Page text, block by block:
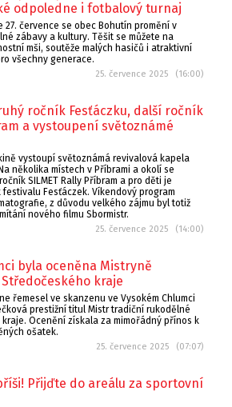
odpoledne i fotbalový turnaj
27. července se obec Bohutín promění v
zábavy a kultury. Těšit se můžete na
mši, soutěže malých hasičů i atraktivní
všechny generace.
25. července 2025 (16:00)
ročník Fesťáczku, další ročník
a vystoupení světoznámé
vystoupí světoznámá revivalová kapela
několika místech v Příbrami a okolí se
SILMET Rally Příbram a pro děti je
Fesťáczek. Víkendový program
z důvodu velkého zájmu byl totiž
nového filmu Sbormistr.
25. července 2025 (14:00)
byla oceněna Mistryně
kraje
řemesel ve skanzenu ve Vysokém Chlumci
prestižní titul Mistr tradiční rukodělné
Ocenění získala za mimořádný přínos k
ošatek.
25. července 2025 (07:07)
Přijďte do areálu za sportovní